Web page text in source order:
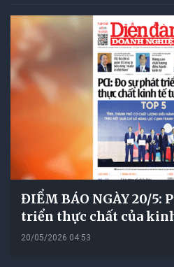
ĐIỂM BÁO NGÀY 20/5:
triển thực chất của
20/05/2026 04:53